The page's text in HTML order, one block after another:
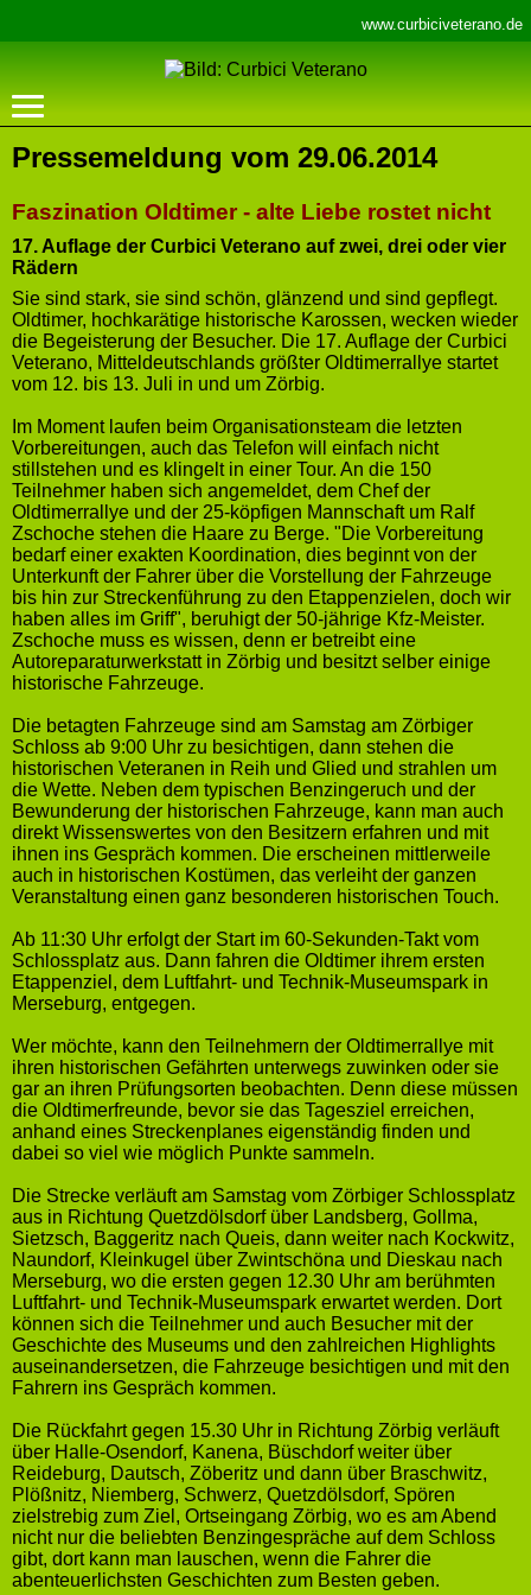
www.curbiciveterano.de
Pressemeldung vom 29.06.2014
Faszination Oldtimer - alte Liebe rostet nicht
17. Auflage der Curbici Veterano auf zwei, drei oder vier
Rädern
Sie sind stark, sie sind schön, glänzend und sind gepflegt.
Oldtimer, hochkarätige historische Karossen, wecken wieder
die Begeisterung der Besucher. Die 17. Auflage der Curbici
Veterano, Mitteldeutschlands größter Oldtimerrallye startet
vom 12. bis 13. Juli in und um Zörbig.
Im Moment laufen beim Organisationsteam die letzten
Vorbereitungen, auch das Telefon will einfach nicht
stillstehen und es klingelt in einer Tour. An die 150
Teilnehmer haben sich angemeldet, dem Chef der
Oldtimerrallye und der 25-köpfigen Mannschaft um Ralf
Zschoche stehen die Haare zu Berge. "Die Vorbereitung
bedarf einer exakten Koordination, dies beginnt von der
Unterkunft der Fahrer über die Vorstellung der Fahrzeuge
bis hin zur Streckenführung zu den Etappenzielen, doch wir
haben alles im Griff", beruhigt der 50-jährige Kfz-Meister.
Zschoche muss es wissen, denn er betreibt eine
Autoreparaturwerkstatt in Zörbig und besitzt selber einige
historische Fahrzeuge.
Die betagten Fahrzeuge sind am Samstag am Zörbiger
Schloss ab 9:00 Uhr zu besichtigen, dann stehen die
historischen Veteranen in Reih und Glied und strahlen um
die Wette. Neben dem typischen Benzingeruch und der
Bewunderung der historischen Fahrzeuge, kann man auch
direkt Wissenswertes von den Besitzern erfahren und mit
ihnen ins Gespräch kommen. Die erscheinen mittlerweile
auch in historischen Kostümen, das verleiht der ganzen
Veranstaltung einen ganz besonderen historischen Touch.
Ab 11:30 Uhr erfolgt der Start im 60-Sekunden-Takt vom
Schlossplatz aus. Dann fahren die Oldtimer ihrem ersten
Etappenziel, dem Luftfahrt- und Technik-Museumspark in
Merseburg, entgegen.
Wer möchte, kann den Teilnehmern der Oldtimerrallye mit
ihren historischen Gefährten unterwegs zuwinken oder sie
gar an ihren Prüfungsorten beobachten. Denn diese müssen
die Oldtimerfreunde, bevor sie das Tagesziel erreichen,
anhand eines Streckenplanes eigenständig finden und
dabei so viel wie möglich Punkte sammeln.
Die Strecke verläuft am Samstag vom Zörbiger Schlossplatz
aus in Richtung Quetzdölsdorf über Landsberg, Gollma,
Sietzsch, Baggeritz nach Queis, dann weiter nach Kockwitz,
Naundorf, Kleinkugel über Zwintschöna und Dieskau nach
Merseburg, wo die ersten gegen 12.30 Uhr am berühmten
Luftfahrt- und Technik-Museumspark erwartet werden. Dort
können sich die Teilnehmer und auch Besucher mit der
Geschichte des Museums und den zahlreichen Highlights
auseinandersetzen, die Fahrzeuge besichtigen und mit den
Fahrern ins Gespräch kommen.
Die Rückfahrt gegen 15.30 Uhr in Richtung Zörbig verläuft
über Halle-Osendorf, Kanena, Büschdorf weiter über
Reideburg, Dautsch, Zöberitz und dann über Braschwitz,
Plößnitz, Niemberg, Schwerz, Quetzdölsdorf, Spören
zielstrebig zum Ziel, Ortseingang Zörbig, wo es am Abend
nicht nur die beliebten Benzingespräche auf dem Schloss
gibt, dort kann man lauschen, wenn die Fahrer die
abenteuerlichsten Geschichten zum Besten geben.